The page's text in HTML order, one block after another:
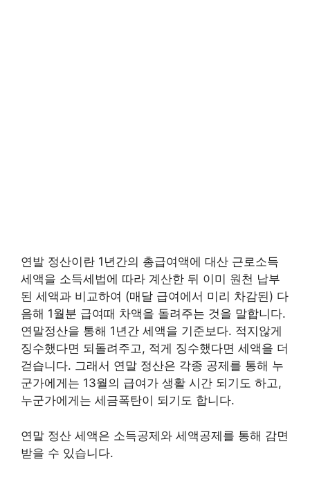
연발 정산이란 1년간의 총급여액에 대산 근로소득
세액을 소득세법에 따라 계산한 뒤 이미 원천 납부
된 세액과 비교하여 (매달 급여에서 미리 차감된) 다
음해 1월분 급여때 차액을 돌려주는 것을 말합니다.
연말정산을 통해 1년간 세액을 기준보다. 적지않게
징수했다면 되돌려주고, 적게 징수했다면 세액을 더
걷습니다. 그래서 연말 정산은 각종 공제를 통해 누
군가에게는 13월의 급여가 생활 시간 되기도 하고,
누군가에게는 세금폭탄이 되기도 합니다.
연말 정산 세액은 소득공제와 세액공제를 통해 감면
받을 수 있습니다.